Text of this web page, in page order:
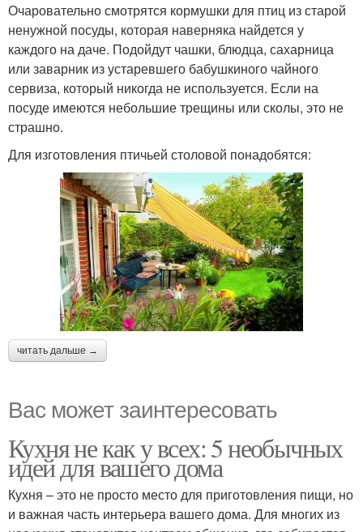
Очаровательно смотрятся кормушки для птиц из старой
ненужной посуды, которая наверняка найдется у
каждого на даче. Подойдут чашки, блюдца, сахарница
или заварник из устаревшего бабушкиного чайного
сервиза, который никогда не используется. Если на
посуде имеются небольшие трещины или сколы, это не
страшно.
Для изготовления птичьей столовой понадобятся:
читать дальше →
Вас может заинтересовать
Кухня не как у всех: 5 необычных
идей для вашего дома
Кухня – это не просто место для приготовления пищи, но
и важная часть интерьера вашего дома. Для многих из